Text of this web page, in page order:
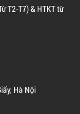
T2-T7) & HTKT từ
Hà Nội